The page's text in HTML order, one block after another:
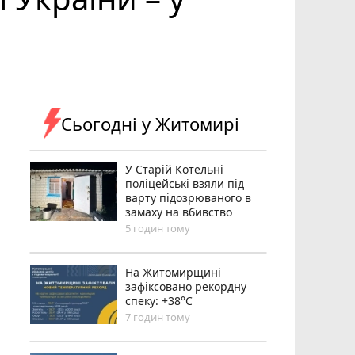
Сьогодні у Житомирі
У Старій Котельні
поліцейські взяли під
варту підозрюваного в
замаху на вбивство
5 годин тому
Н️а Житомирщині
зафіксовано рекордну
спеку: +38°C
7 годин тому